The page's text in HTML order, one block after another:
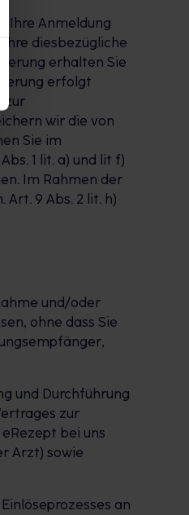
Ihre Anmeldung
diesbezügliche
erhalten Sie
erfolgt
zur
wir die von
Sie im
1 lit. a) und lit f)
Im Rahmen der
9 Abs. 2 lit. h)
und/oder
ohne dass Sie
und Durchführung
zur
bei uns
Arzt) sowie
an